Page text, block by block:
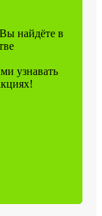
найдёте в
узнавать